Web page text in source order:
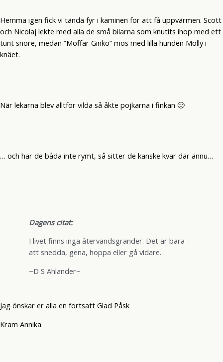
Hemma igen fick vi tända fyr i kaminen för att få uppvärmen. Scott
och Nicolaj lekte med alla de små bilarna som knutits ihop med ett
tunt snöre, medan ”Moffar Ginko” mös med lilla hunden Molly i
knäet.
När lekarna blev alltför vilda så åkte pojkarna i finkan 🙂
… och har de båda inte rymt, så sitter de kanske kvar där ännu…
Dagens citat:
I livet finns inga återvändsgränder. Det är bara
att snedda, gena, hoppa eller gå vidare.
~D S Ahlander~
Jag önskar er alla en fortsatt Glad Påsk
Kram Annika